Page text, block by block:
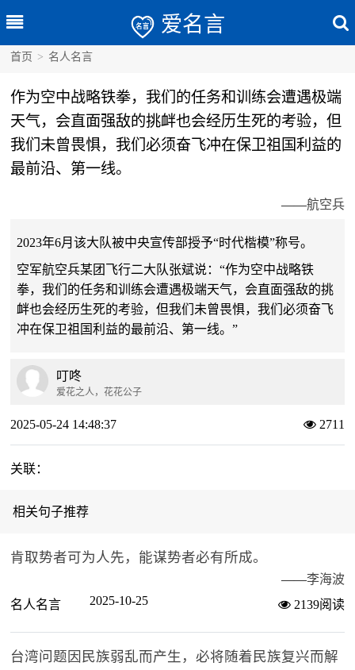
爱名言
首页 > 名人名言
作为空中战略铁拳，我们的任务和训练会遭遇极端
天气，会直面强敌的挑衅也会经历生死的考验，但
我们未曾畏惧，我们必须奋飞冲在保卫祖国利益的
最前沿、第一线。
——航空兵
2023年6月该大队被中央宣传部授予“时代楷模”称号。
空军航空兵某团飞行二大队张斌说：“作为空中战略铁
拳，我们的任务和训练会遭遇极端天气，会直面强敌的挑
衅也会经历生死的考验，但我们未曾畏惧，我们必须奋飞
冲在保卫祖国利益的最前沿、第一线。”
叮咚
爱花之人，花花公子
2025-05-24 14:48:37 2711
关联：
相关句子推荐
肯取势者可为人先，能谋势者必有所成。
——李海波
名人名言
2025-10-25 2139阅读
台湾问题因民族弱乱而产生，必将随着民族复兴而解